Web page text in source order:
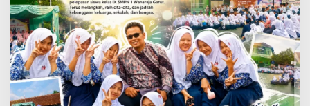
D
I
S
A
K
S
I